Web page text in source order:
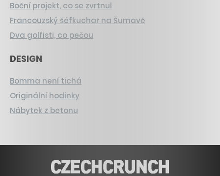
Boční projekt, co se zvrtnul
Francouzský šéfkuchař na Šumavě
Dva golfisti, co pečou
DESIGN
Bomma není tichá
Originální hodinky
Nábytek z betonu